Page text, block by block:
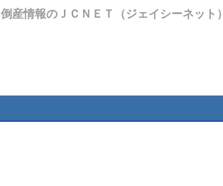
産情報のＪＣＮＥＴ（ジェイシーネット）